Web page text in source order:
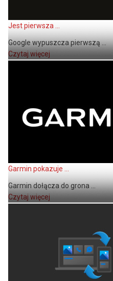
Jest pierwsza ...
Google wypuszcza pierwszą ...
Czytaj więcej
Garmin pokazuje ...
Garmin dołącza do grona ...
Czytaj więcej